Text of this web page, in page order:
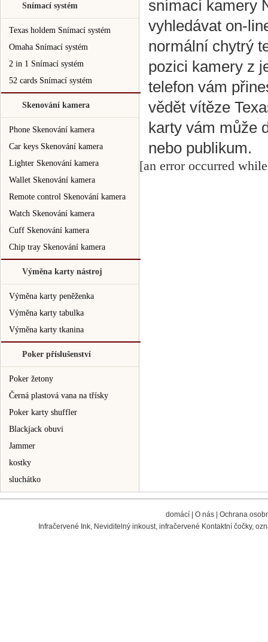
Snímací systém
Texas holdem Snímací systém
Omaha Snímací systém
2 in 1 Snímací systém
52 cards Snímací systém
Skenování kamera
Phone Skenování kamera
Car keys Skenování kamera
Lighter Skenování kamera
Wallet Skenování kamera
Remote control Skenování kamera
Watch Skenování kamera
Cuff Skenování kamera
Chip tray Skenování kamera
Výměna karty nástroj
Výměna karty peněženka
Výměna karty tabulka
Výměna karty tkanina
Poker příslušenství
Poker žetony
Černá plastová vana na třísky
Poker karty shuffler
Blackjack obuvi
Jammer
kostky
sluchátko
snímací kamery
vyhledávat on-
normální chytrý
pozici kamery z
telefon vám
vědět vítěze
karty vám může
nebo publikum.
[an error occurred
domácí O nás| Ochrana
Infračervené Ink, Neviditelný inkoust, infračervené Kontaktní čočky,